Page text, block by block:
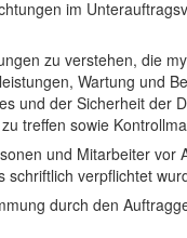
im
zu verstehen, die
Wartung und
und der Sicherheit der
treffen sowie
und Mitarbeiter
schriftlich verpflichtet
durch den